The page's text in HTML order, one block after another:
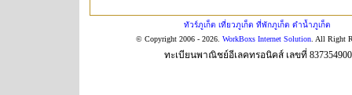
ทัวร์ภูเก็ต เที่ยวภูเก็ต ที่พักภูเก็ต ดำน้ำภูเก็ต
© Copyright 2006 - 2026. WorkBoxs Internet Solution. All Right
ทะเบียนพาณิชย์อีเลคทรอนิคส์ เลขที่